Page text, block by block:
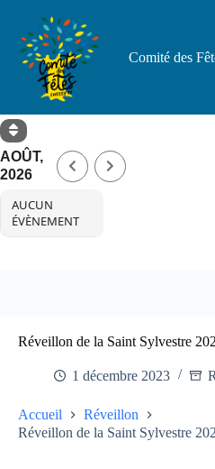
Comité des
AOÛT,
2026
AUCUN
ÉVÈNEMENT
Réveillon de la Saint Sylvestre
1 décembre 2023
Accueil
Réveillon
Réveillon de la Saint Sylvestre